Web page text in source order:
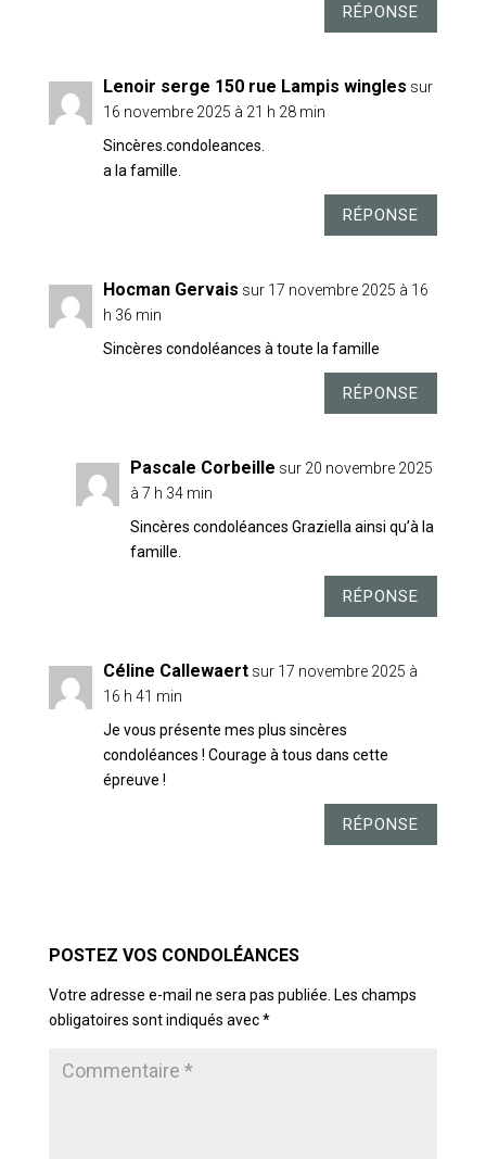
RÉPONSE
Lenoir serge 150 rue Lampis wingles sur
16 novembre 2025 à 21 h 28 min
Sincères.condoleances.
a la famille.
RÉPONSE
Hocman Gervais sur 17 novembre 2025 à 16
h 36 min
Sincères condoléances à toute la famille
RÉPONSE
Pascale Corbeille sur 20 novembre 2025
à 7 h 34 min
Sincères condoléances Graziella ainsi qu’à la
famille.
RÉPONSE
Céline Callewaert sur 17 novembre 2025 à
16 h 41 min
Je vous présente mes plus sincères
condoléances ! Courage à tous dans cette
épreuve !
RÉPONSE
Votre adresse e-mail ne sera pas publiée. Les champs
obligatoires sont indiqués avec*